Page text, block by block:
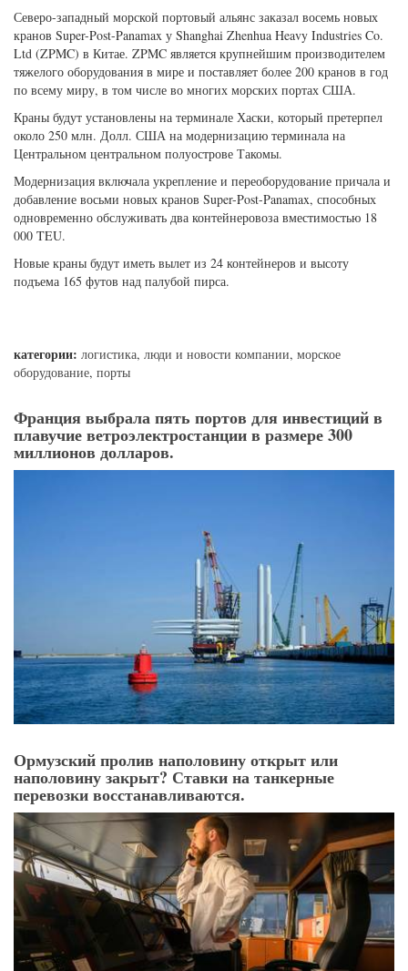
Северо-западный морской портовый альянс заказал восемь новых
кранов Super-Post-Panamax у Shanghai Zhenhua Heavy Industries Co.
Ltd (ZPMC) в Китае. ZPMC является крупнейшим производителем
тяжелого оборудования в мире и поставляет более 200 кранов в год
по всему миру, в том числе во многих морских портах США.
Краны будут установлены на терминале Хаски, который претерпел
около 250 млн. Долл. США на модернизацию терминала на
Центральном центральном полуострове Такомы.
Модернизация включала укрепление и переоборудование причала и
добавление восьми новых кранов Super-Post-Panamax, способных
одновременно обслуживать два контейнеровоза вместимостью 18
000 TEU.
Новые краны будут иметь вылет из 24 контейнеров и высоту
подъема 165 футов над палубой пирса.
категории: логистика, люди и новости компании, морское
оборудование, порты
Франция выбрала пять портов для инвестиций в
плавучие ветроэлектростанции в размере 300
миллионов долларов.
Ормузский пролив наполовину открыт или
наполовину закрыт? Ставки на танкерные
перевозки восстанавливаются.